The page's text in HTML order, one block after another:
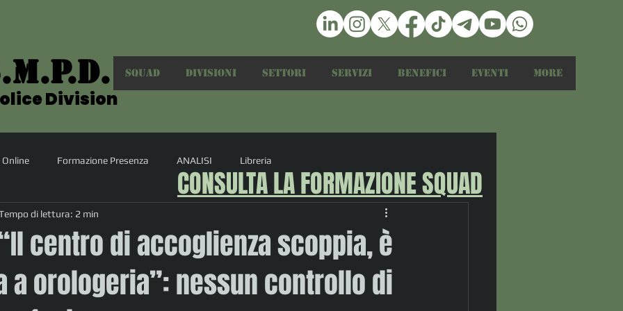
Division
Division
SQUAD DIVISIONI SETTORI Servizi Benefici Eventi More
Formazione Presenza ANALISI Libreria
centro di accoglienza scoppia, è
a orologeria”: nessun controllo di
di lettura: 2 min
CONSULTA LA FORMAZIONE SQUAD